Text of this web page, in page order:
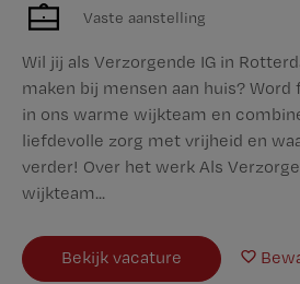
Vaste aanstelling
Wil jij als Verzorgende IG in
maken bij mensen aan huis?
in ons warme wijkteam en
liefdevolle zorg met vrijheid en
verder! Over het werk Als
wijkteam...
Bekijk vacature